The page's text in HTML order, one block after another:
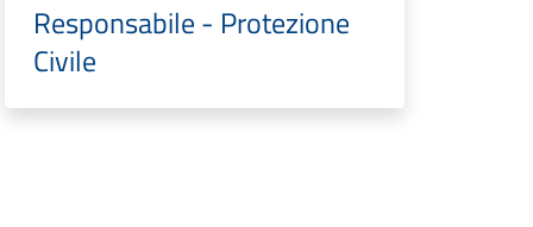
Responsabile - Protezione
Civile